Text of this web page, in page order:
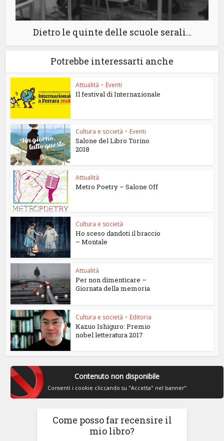
Dietro le quinte delle scuole serali…
Potrebbe interessarti anche
Attualità • Eventi
Il festival di Internazionale
Cultura e società • Eventi
Salone del Libro Torino
2018
Attualità
Metro Poetry – Salone Off
Cultura e società
Ho sceso dandoti il braccio
– Montale
Attualità
Per non dimenticare –
Giornata della memoria
Cultura e società • Editoria
Kazuo Ishiguro: Premio
nobel letteratura 2017
Contenuto non disponibile
Consenti i cookie cliccando su "Accetta" nel banner"
Come posso far recensire il
mio libro?